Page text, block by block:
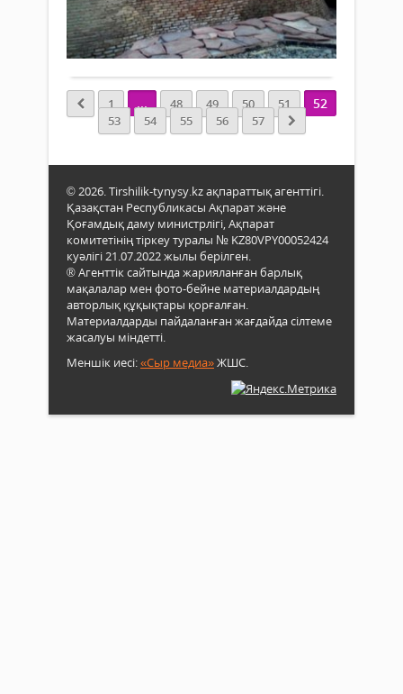
3 389
1
Толығырақ
1 ... 48 49 50 51 52
53 54 55 56 57
© 2026. Tirshilik-tynysy.kz ақпараттық агенттігі.
Қазақстан Республикасы Ақпарат және
Қоғамдық даму министрлігі, Ақпарат
комитетінің тіркеу туралы № KZ80VPY00052424
куәлігі 21.07.2022 жылы берілген.
® Агенттік сайтында жарияланған барлық
мақалалар мен фото-бейне материалдардың
авторлық құқықтары қорғалған.
Материалдарды пайдаланған жағдайда сілтеме
жасалуы міндетті.
Меншік иесі:«Сыр медиа»ЖШС.